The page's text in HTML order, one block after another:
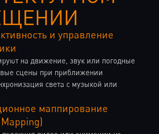
и управление
на движение, звук или погодные
сцены при приближении
света с музыкой или
маппирование